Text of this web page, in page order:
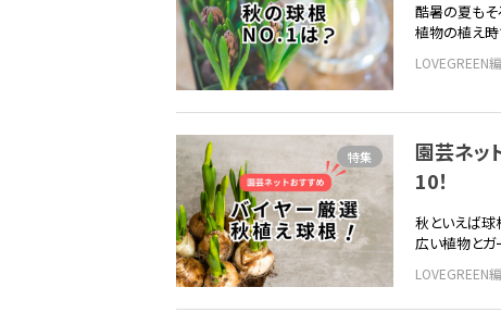
酷暑の夏もそ
植物の植え時
LOVEGREEN
園芸ネッ
10！
秋といえば球
広い植物と
LOVEGREEN
特集